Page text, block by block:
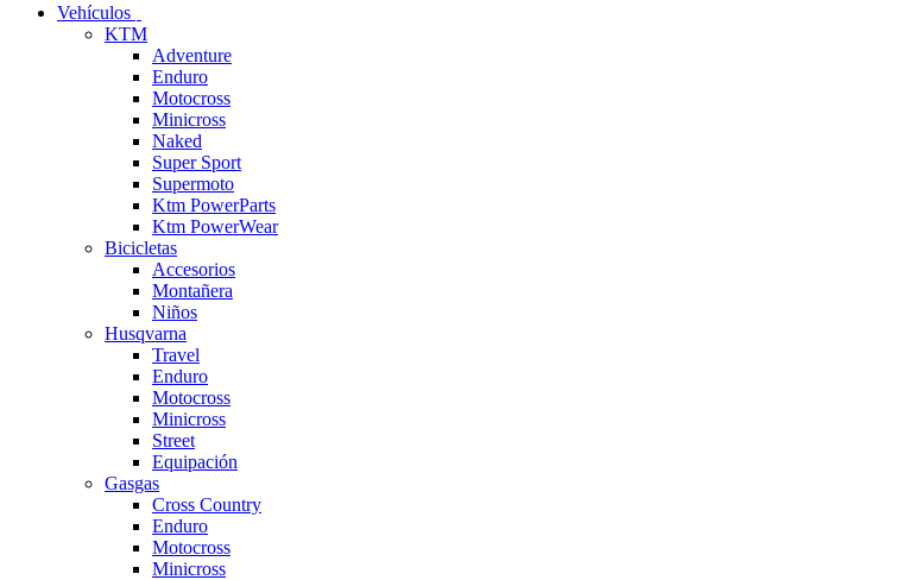
Vehículos
KTM
Adventure
Enduro
Motocross
Minicross
Naked
Super Sport
Supermoto
Ktm PowerParts
Ktm PowerWear
Bicicletas
Accesorios
Montañera
Niños
Husqvarna
Travel
Enduro
Motocross
Minicross
Street
Equipación
Gasgas
Cross Country
Enduro
Motocross
Minicross